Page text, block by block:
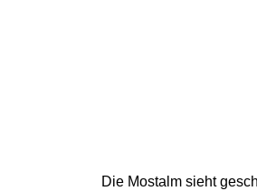
Die Mostalm sieht